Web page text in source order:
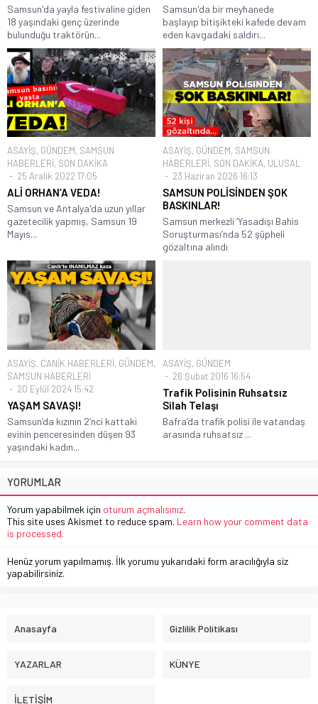
Samsun'da yayla festivaline giden
18 yaşındaki genç üzerinde
bulunduğu traktörün...
Samsun'da bir meyhanede
başlayıp bitişikteki kafede devam
eden kavgadaki saldırı...
ASAYİŞ, GÜNDEM, SAMSUN
HABERLERİ, SON DAKİKA
25 Aralık 2022 17:05
ALİ ORHAN’A VEDA!
Samsun ve Antalya'da uzun yıllar
gazetecilik yapmış, Samsun 19
Mayıs...
ASAYİŞ, GÜNDEM, SAMSUN
HABERLERİ, SON DAKİKA, ULUSAL
23 Haziran 2026 16:13
SAMSUN POLİSİNDEN ŞOK
BASKINLAR!
Samsun merkezli ‘Yasadışı Bahis
Soruşturması’nda 52 şüpheli
gözaltına alındı
ASAYİŞ, CANİK HABERLERİ, GÜNDEM,
SAMSUN HABERLERİ
20 Eylül 2024 15:42
YAŞAM SAVAŞI!
Samsun’da kızının 2’nci kattaki
evinin penceresinden düşen 93
yaşındaki kadın...
ASAYİŞ, GÜNDEM
26 Şubat 2016 16:54
Trafik Polisinin Ruhsatsız
Silah Telaşı
Bafra’da trafik polisi ile vatandaş
arasında ruhsatsız ...
YORUMLAR
Yorum yapabilmek için oturum açmalısınız.
This site uses Akismet to reduce spam. Learn how your comment data
is processed.
Henüz yorum yapılmamış. İlk yorumu yukarıdaki form aracılığıyla siz
yapabilirsiniz.
Anasayfa Gizlilik Politikası
YAZARLAR KÜNYE
İLETİŞİM